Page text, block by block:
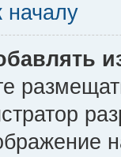
началу